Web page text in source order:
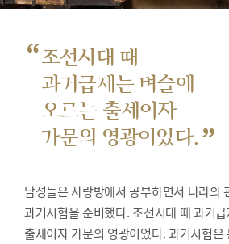
“조선시대 때
과거급제는 벼슬에
오르는 출세이자
가문의 영광이었다. ”
남성들은 사랑방에서 공부하면서 나라의
과거시험을 준비했다.조선시대 때 과거
출세이자 가문의 영광이었다. 과거시험은